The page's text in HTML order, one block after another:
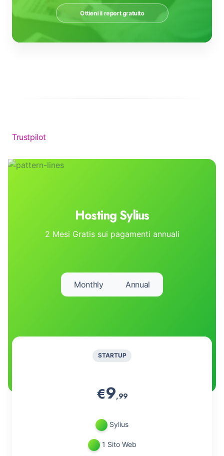
Ottieni il report gratuito
Trustpilot
Hosting Sylius
2 Mesi Gratis sui pagamenti annuali
Monthly Annual
STARTUP
€9,99
Sylius
1 Sito Web